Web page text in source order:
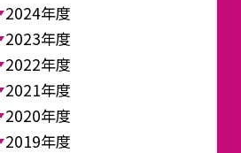
2024年度
2023年度
2022年度
2021年度
2020年度
2019年度